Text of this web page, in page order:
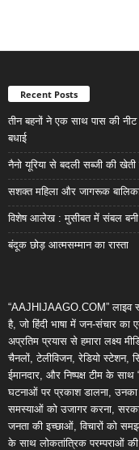
Recent Posts
तीन बहनों ने एक साथ पास की नीट
बधाई
नैनो यूरिया से बदली सब्जी की
सशक्त महिला और जागरूक बालिका
विशेष आलेख : मुसीबत में संबल बनी
बंदूक छोड़ आत्मसम्मान का रास्ता
“AAJHIJAAGO.COM” लाइव
है, जो हिंदी भाषा में जन-संचार
अप्रतिम प्रयास से हमारा लक्ष्य
चैनलों, टेलीविजन, रेडियो स्टेशन,
ईमानदार, और निष्पक्ष टीम के
घटनाओं पर प्रकाश डालना, उनका
समस्याओं को उजागर करना,
जनता की इच्छाओं, विचारों को
के साथ लोकतांत्रिक परम्पराओं की